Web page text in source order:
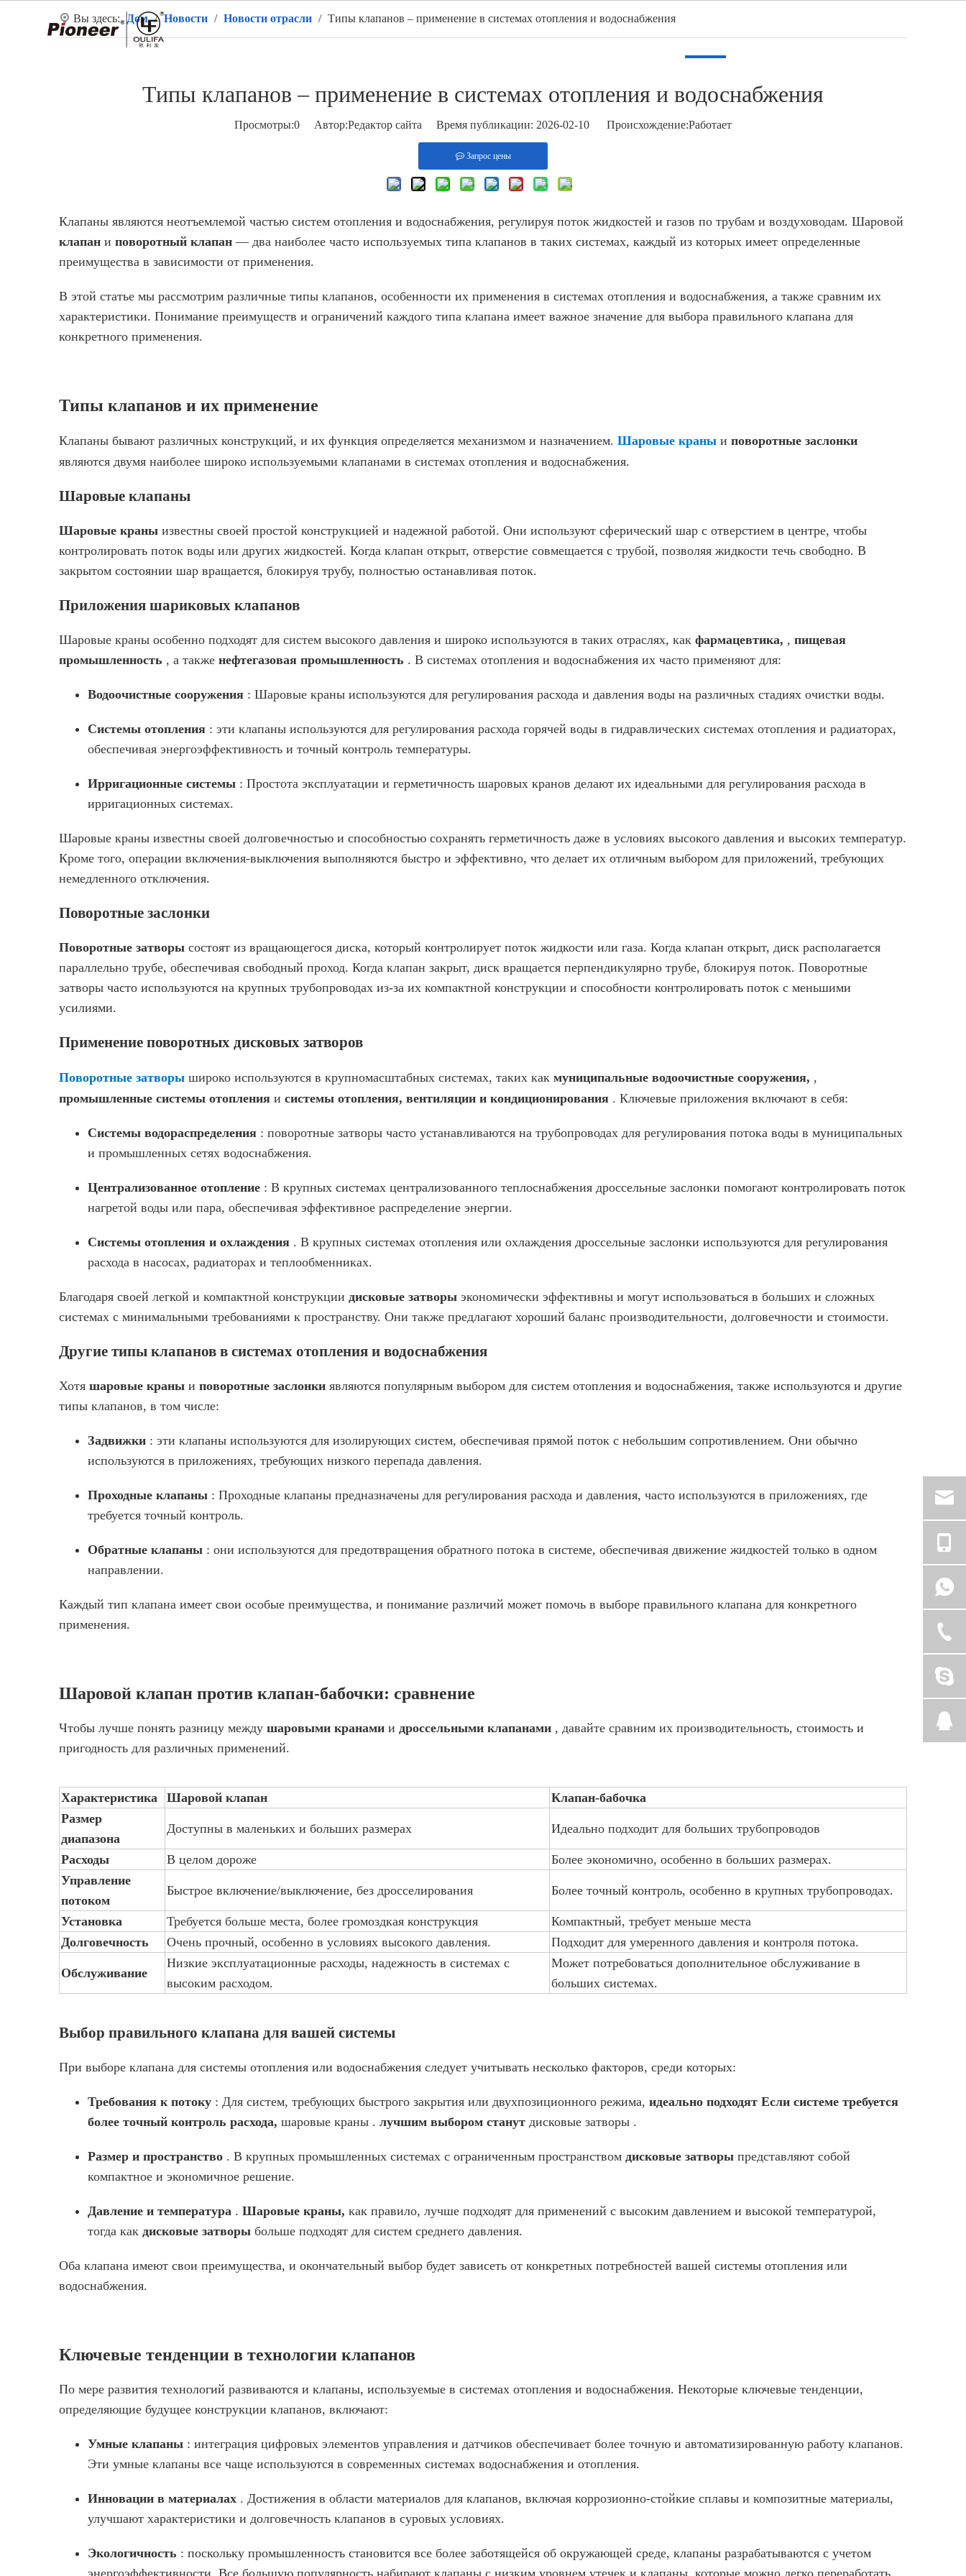
Вы здесь: Дом / Новости / Новости отрасли / Типы клапанов – применение в системах отопления и водоснабжения
Типы клапанов – применение в системах отопления и водоснабжения
Просмотры:0 Автор:Pедактор сайта Время публикации: 2026-02-10 Происхождение:Работает
Запрос цены
Клапаны являются неотъемлемой частью систем отопления и водоснабжения, регулируя поток жидкостей и газов по трубам и воздуховодам. Шаровой
клапан и поворотный клапан — два наиболее часто используемых типа клапанов в таких системах, каждый из которых имеет определенные
преимущества в зависимости от применения.
В этой статье мы рассмотрим различные типы клапанов, особенности их применения в системах отопления и водоснабжения, а также сравним их
характеристики. Понимание преимуществ и ограничений каждого типа клапана имеет важное значение для выбора правильного клапана для
конкретного применения.
Типы клапанов и их применение
Клапаны бывают различных конструкций, и их функция определяется механизмом и назначением. Шаровые краны и поворотные заслонки
являются двумя наиболее широко используемыми клапанами в системах отопления и водоснабжения.
Шаровые клапаны
Шаровые краны известны своей простой конструкцией и надежной работой. Они используют сферический шар с отверстием в центре, чтобы
контролировать поток воды или других жидкостей. Когда клапан открыт, отверстие совмещается с трубой, позволяя жидкости течь свободно. В
закрытом состоянии шар вращается, блокируя трубу, полностью останавливая поток.
Приложения шариковых клапанов
Шаровые краны особенно подходят для систем высокого давления и широко используются в таких отраслях, как фармацевтика, , пищевая
промышленность , а также нефтегазовая промышленность . В системах отопления и водоснабжения их часто применяют для:
Водоочистные сооружения : Шаровые краны используются для регулирования расхода и давления воды на различных стадиях очистки воды.
Системы отопления : эти клапаны используются для регулирования расхода горячей воды в гидравлических системах отопления и радиаторах,
обеспечивая энергоэффективность и точный контроль температуры.
Ирригационные системы : Простота эксплуатации и герметичность шаровых кранов делают их идеальными для регулирования расхода в
ирригационных системах.
Шаровые краны известны своей долговечностью и способностью сохранять герметичность даже в условиях высокого давления и высоких температур.
Кроме того, операции включения-выключения выполняются быстро и эффективно, что делает их отличным выбором для приложений, требующих
немедленного отключения.
Поворотные заслонки
Поворотные затворы состоят из вращающегося диска, который контролирует поток жидкости или газа. Когда клапан открыт, диск располагается
параллельно трубе, обеспечивая свободный проход. Когда клапан закрыт, диск вращается перпендикулярно трубе, блокируя поток. Поворотные
затворы часто используются на крупных трубопроводах из-за их компактной конструкции и способности контролировать поток с меньшими
усилиями.
Применение поворотных дисковых затворов
Поворотные затворы широко используются в крупномасштабных системах, таких как муниципальные водоочистные сооружения, ,
промышленные системы отопления и системы отопления, вентиляции и кондиционирования . Ключевые приложения включают в себя:
Системы водораспределения : поворотные затворы часто устанавливаются на трубопроводах для регулирования потока воды в муниципальных
и промышленных сетях водоснабжения.
Централизованное отопление : В крупных системах централизованного теплоснабжения дроссельные заслонки помогают контролировать поток
нагретой воды или пара, обеспечивая эффективное распределение энергии.
Системы отопления и охлаждения . В крупных системах отопления или охлаждения дроссельные заслонки используются для регулирования
расхода в насосах, радиаторах и теплообменниках.
Благодаря своей легкой и компактной конструкции дисковые затворы экономически эффективны и могут использоваться в больших и сложных
системах с минимальными требованиями к пространству. Они также предлагают хороший баланс производительности, долговечности и стоимости.
Другие типы клапанов в системах отопления и водоснабжения
Хотя шаровые краны и поворотные заслонки являются популярным выбором для систем отопления и водоснабжения, также используются и другие
типы клапанов, в том числе:
Задвижки : эти клапаны используются для изолирующих систем, обеспечивая прямой поток с небольшим сопротивлением. Они обычно
используются в приложениях, требующих низкого перепада давления.
Проходные клапаны : Проходные клапаны предназначены для регулирования расхода и давления, часто используются в приложениях, где
требуется точный контроль.
Обратные клапаны : они используются для предотвращения обратного потока в системе, обеспечивая движение жидкостей только в одном
направлении.
Каждый тип клапана имеет свои особые преимущества, и понимание различий может помочь в выборе правильного клапана для конкретного
применения.
Шаровой клапан против клапан-бабочки: сравнение
Чтобы лучше понять разницу между шаровыми кранами и дроссельными клапанами , давайте сравним их производительность, стоимость и
пригодность для различных применений.
Характеристика Шаровой клапан
Клапан-бабочка
Размер
диапазона
Доступны в маленьких и больших размерах Идеально подходит для больших трубопроводов
Расходы В целом дороже
Более экономично, особенно в больших размерах.
Управление
потоком
Быстрое включение/выключение, без дросселирования Более точный контроль, особенно в крупных трубопроводах.
Установка Требуется больше места, более громоздкая конструкция
Компактный, требует меньше места
Долговечность
Очень прочный, особенно в условиях высокого давления. Подходит для умеренного давления и контроля потока.
Обслуживание
Низкие эксплуатационные расходы, надежность в системах с
высоким расходом.
Может потребоваться дополнительное обслуживание в
больших системах.
Выбор правильного клапана для вашей системы
При выборе клапана для системы отопления или водоснабжения следует учитывать несколько факторов, среди которых:
Требования к потоку : Для систем, требующих быстрого закрытия или двухпозиционного режима, идеально подходят Если системе требуется
более точный контроль расхода, шаровые краны . лучшим выбором станут дисковые затворы .
Размер и пространство . В крупных промышленных системах с ограниченным пространством дисковые затворы представляют собой
компактное и экономичное решение.
Давление и температура . Шаровые краны, как правило, лучше подходят для применений с высоким давлением и высокой температурой,
тогда как дисковые затворы больше подходят для систем среднего давления.
Оба клапана имеют свои преимущества, и окончательный выбор будет зависеть от конкретных потребностей вашей системы отопления или
водоснабжения.
Ключевые тенденции в технологии клапанов
По мере развития технологий развиваются и клапаны, используемые в системах отопления и водоснабжения. Некоторые ключевые тенденции,
определяющие будущее конструкции клапанов, включают:
Умные клапаны : интеграция цифровых элементов управления и датчиков обеспечивает более точную и автоматизированную работу клапанов.
Эти умные клапаны все чаще используются в современных системах водоснабжения и отопления.
Инновации в материалах . Достижения в области материалов для клапанов, включая коррозионно-стойкие сплавы и композитные материалы,
улучшают характеристики и долговечность клапанов в суровых условиях.
Экологичность : поскольку промышленность становится все более заботящейся об окружающей среде, клапаны разрабатываются с учетом
энергоэффективности. Все большую популярность набирают клапаны с низким уровнем утечек и клапаны, которые можно легко переработать.